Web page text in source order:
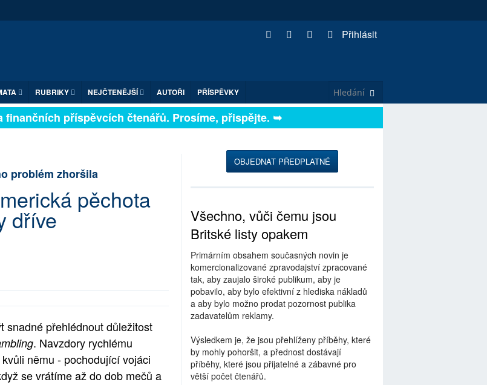
Přihlásit
RUBRIKY NEJČTENĚJŠÍ AUTOŘI PŘÍSPĚVKY
příspěvcích čtenářů. Prosíme, přispějte. ➥
problém zhoršila
pěchota
dříve
snadné přehlédnout důležitost
. Navzdory rychlému
němu - pochodující vojáci
se vrátíme až do dob mečů a
OBJEDNAT PŘEDPLATNÉ
Všechno, vůči čemu jsou
Britské listy opakem
Primárním obsahem současných novin je
komercionalizované zpravodajství zpracované
tak, aby zaujalo široké publikum, aby je
pobavilo, aby bylo efektivní z hlediska nákladů
a aby bylo možno prodat pozornost publika
zadavatelům reklamy.
Výsledkem je, že jsou přehlíženy příběhy, které
by mohly pohoršit, a přednost dostávají
příběhy, které jsou přijatelné a zábavné pro
větší počet čtenářů.